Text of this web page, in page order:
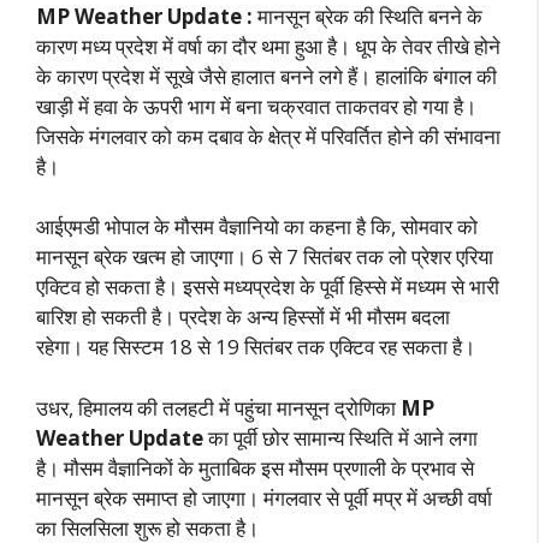
MP Weather Update :मानसून ब्रेक की स्थिति बनने के
कारण मध्य प्रदेश में वर्षा का दौर थमा हुआ है। धूप के तेवर तीखे होने
के कारण प्रदेश में सूखे जैसे हालात बनने लगे हैं। हालांकि बंगाल की
खाड़ी में हवा के ऊपरी भाग में बना चक्रवात ताकतवर हो गया है।
जिसके मंगलवार को कम दबाव के क्षेत्र में परिवर्तित होने की संभावना
है।
आईएमडी भोपाल के मौसम वैज्ञानियो का कहना है कि, सोमवार को
मानसून ब्रेक खत्म हो जाएगा। 6 से 7 सितंबर तक लो प्रेशर एरिया
एक्टिव हो सकता है। इससे मध्यप्रदेश के पूर्वी हिस्से में मध्यम से भारी
बारिश हो सकती है। प्रदेश के अन्य हिस्सों में भी मौसम बदला
रहेगा। यह सिस्टम 18 से 19 सितंबर तक एक्टिव रह सकता है।
उधर, हिमालय की तलहटी में पहुंचा मानसून द्रोणिका MP
Weather Updateका पूर्वी छोर सामान्य स्थिति में आने लगा
है। मौसम वैज्ञानिकों के मुताबिक इस मौसम प्रणाली के प्रभाव से
मानसून ब्रेक समाप्त हो जाएगा। मंगलवार से पूर्वी मप्र में अच्छी वर्षा
का सिलसिला शुरू हो सकता है।